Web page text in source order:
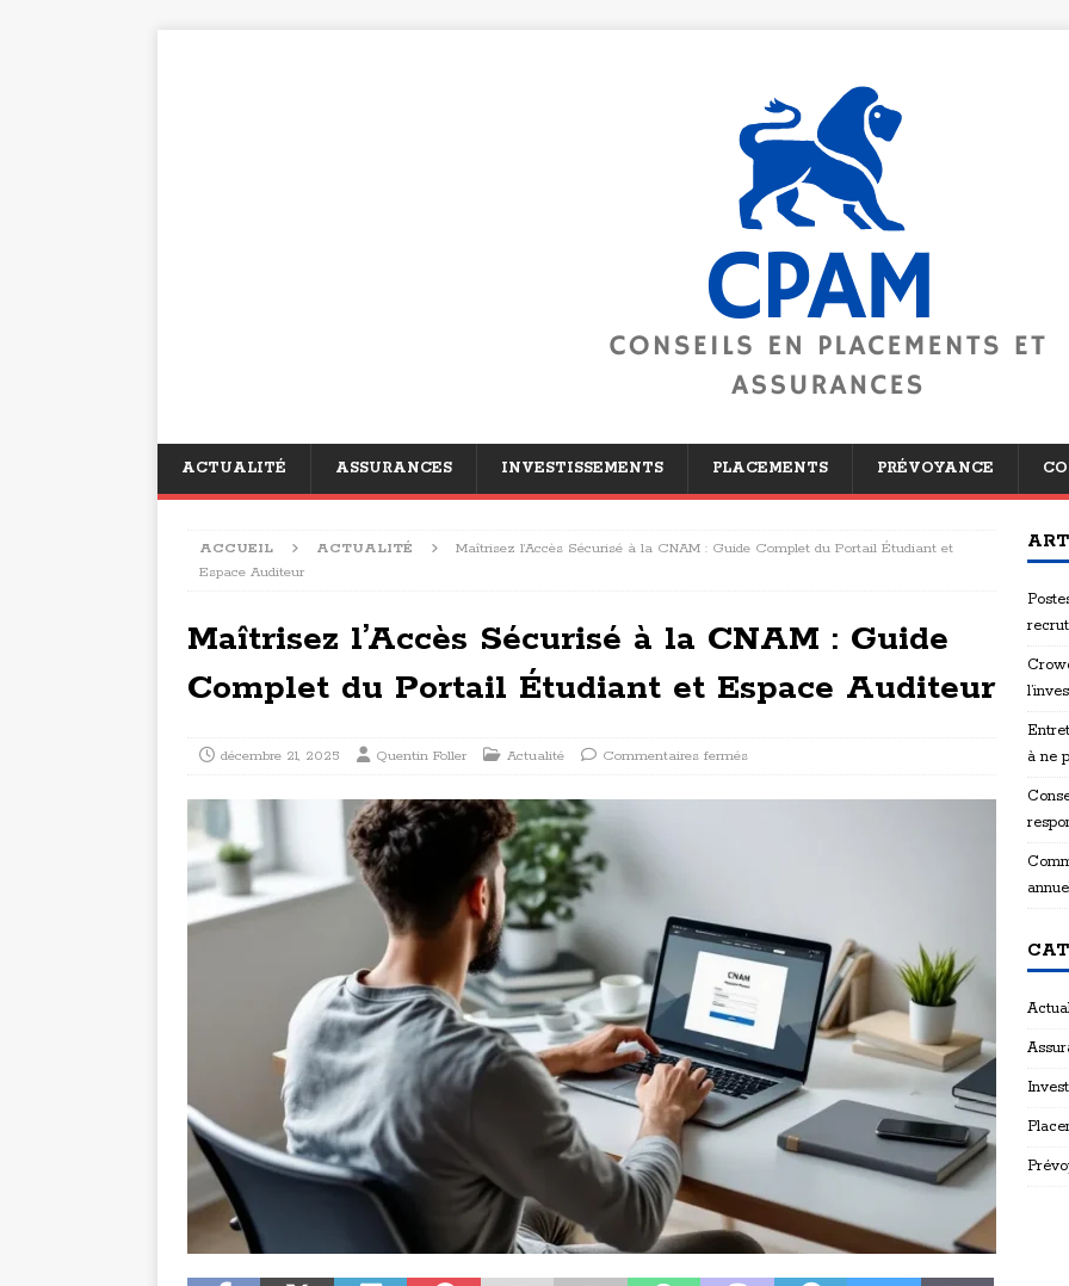
ACTUALITÉ ASSURANCES INVESTISSEMENTS PLACEMENTS PRÉVOYANCE
ACCUEIL ACTUALITÉ
Maîtrisez l’Accès Sécurisé à la CNAM : Guide Complet du Portail Étudiant et
Espace Auditeur
Maîtrisez l’Accès Sécurisé à la CNAM : Guide
Complet du Portail Étudiant et Espace Auditeur
décembre 21, 2025 Quentin Foller Actualité Commentaires fermés
à ne